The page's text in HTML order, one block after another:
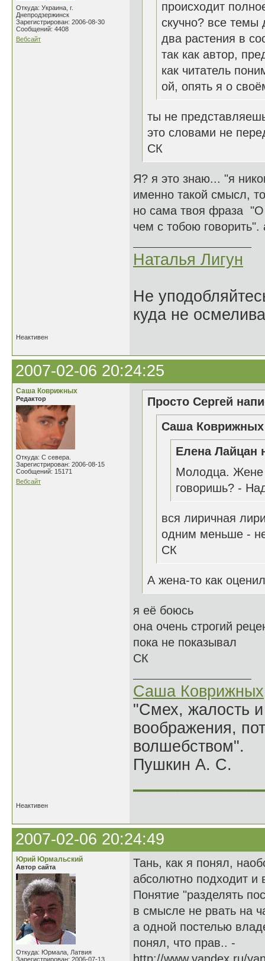
Откуда: Украина, г.
Днепродзержинск
Зарегистрирован: 2006-08-30
Сообщений: 4408
Вебсайт
происходит
скучно? все темы
два растения в
так как автор,
как читатель
ой, опять я о
ты не
это словами не
СК
Я? я это знаю... "я
именно такой смысл,
но сама твоя фраза
чем с тобою
Наталья Лигун
Не
куда не
Неактивен
2007-02-06 20:24:25
Саша Коврижных
Редактор
Откуда: С севера.
Зарегистрирован: 2006-08-15
Сообщений: 15171
Вебсайт
Просто Сергей
Саша Коврижных
Елена Лайцан
Молодца. Жене
говоришь? -
вся лиричная
одним меньше -
СК
А жена-то как
я её боюсь
она очень строгий
пока не показывал
СК
Саша Коврижных
"Смех, жалость
воображения,
волшебством".
Пушкин А. С.
Неактивен
2007-02-06 20:24:49
Юрий Юрмальский
Автор сайта
Откуда: Юрмала, Латвия
Зарегистрирован: 2006-07-13
Тань, как я понял,
абсолютно подходит
Понятие "разделять
в смысле не рвать на
а одной постелью
понял, что прав.. -